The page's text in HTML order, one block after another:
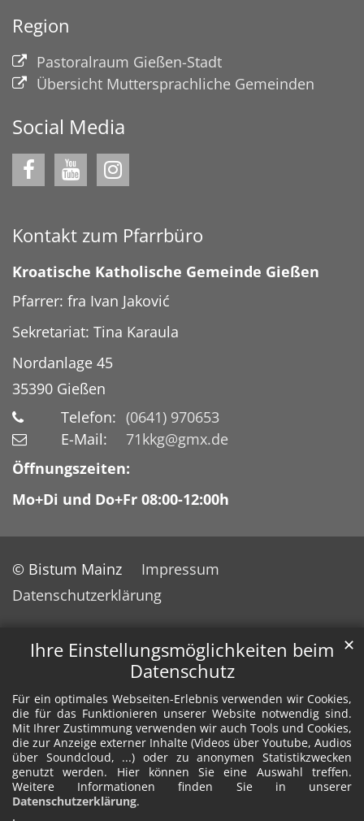
Ihre Einstellungsmöglichkeiten beim
Datenschutz
Für ein optimales Webseiten-Erlebnis verwenden wir Cookies,
die für das Funktionieren unserer Website notwendig sind.
Mit Ihrer Zustimmung verwenden wir auch Tools und Cookies,
die zur Anzeige externer Inhalte (Videos über Youtube, Audios
über Soundcloud, ...) oder zu anonymen Statistikzwecken
genutzt werden. Hier können Sie eine Auswahl treffen.
Weitere Informationen finden Sie in unserer
Datenschutzerklärung.
✕
Region
Pastoralraum Gießen-Stadt
Übersicht Muttersprachliche Gemeinden
Social Media
Kontakt zum Pfarrbüro
Kroatische Katholische Gemeinde Gießen
Pfarrer: fra Ivan Jaković
Sekretariat: Tina Karaula
Nordanlage 45
35390 Gießen
Telefon: (0641) 970653
E-Mail:
71kkg@gmx.de
Öffnungszeiten:
Mo+Di und Do+Fr 08:00-12:00h
© Bistum Mainz
Impressum
Datenschutzerklärung